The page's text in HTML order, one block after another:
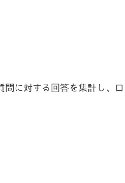
に対する回答を集計し、